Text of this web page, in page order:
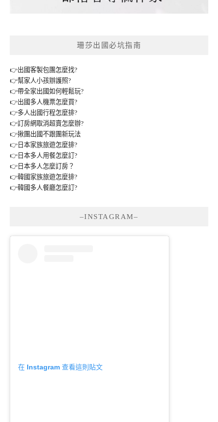
珊莎出國必坑指南
👉出國客製包團怎麼找?
👉幫家人小孩辦護照?
👉帶全家出國如何輕鬆玩?
👉出國多人機票怎麼買?
👉多人出國行程怎麼排?
👉訂房網取消超賣怎麼辦?
👉揪團出國不跟團新玩法
👉日本家族旅遊怎麼排?
👉日本多人用餐怎麼訂?
👉日本多人怎麼訂房？
👉韓國家族旅遊怎麼排?
👉韓國多人餐廳怎麼訂?
–INSTAGRAM–
在 Instagram 查看這則貼文